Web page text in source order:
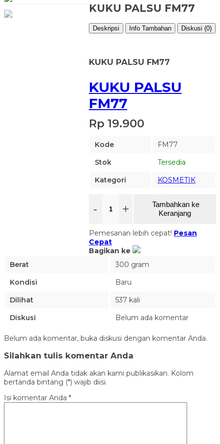
KUKU PALSU
FM77
Rp 19.900
Kode
FM77
Stok
Tersedia
Kategori
KOSMETIK
- +
Tambahkan ke
Keranjang
Pemesanan lebih cepat! Pesan
Cepat
Bagikan ke
KUKU PALSU FM77
Deskripsi Info Tambahan Diskusi (0)
KUKU PALSU FM77
Berat
300 gram
Kondisi
Baru
Dilihat
537 kali
Diskusi
Belum ada komentar
Belum ada komentar, buka diskusi dengan komentar Anda.
Silahkan tulis komentar Anda
Alamat email Anda tidak akan kami publikasikan. Kolom
bertanda bintang (*) wajib diisi.
Isi komentar Anda *